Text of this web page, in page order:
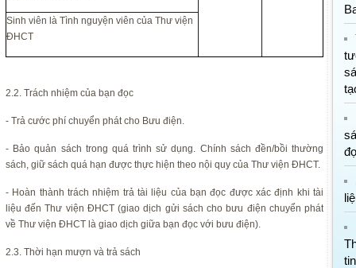
Sinh viên là Tình nguyện viên của Thư viện
ĐHCT
2.2. Trách nhiệm của bạn đọc
- Trả cước phí chuyển phát cho Bưu điện.
- Bảo quản sách trong quá trình sử dụng. Chính sách đền/bồi thường
sách, giữ sách quá hạn được thực hiện theo nội quy của Thư viện ĐHCT.
- Hoàn thành trách nhiệm trả tài liệu của bạn đọc được xác định khi tài
liệu đến Thư viện ĐHCT (giao dịch gửi sách cho bưu điện chuyển phát
về Thư viện ĐHCT là giao dịch giữa bạn đọc với bưu điện).
2.3. Thời hạn mượn và trả sách